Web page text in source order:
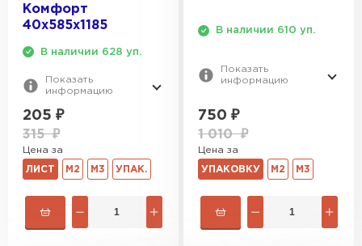
Комфорт
40х585х1185
В наличии 628 уп.
Показать
информацию
205 ₽
315₽
Цена за
ЛИСТ М2 М3 УПАК.
В наличии 610 уп.
Показать
информацию
750 ₽
1 010₽
Цена за
УПАКОВКУ М2 М3
Утеплитель Izolife
ВСЕ ПРОИЗВОДИТЕЛИ